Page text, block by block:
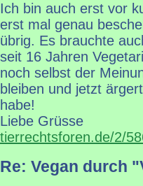
Ich bin auch erst vor
erst mal genau
übrig. Es brauchte
seit 16 Jahren
noch selbst der
bleiben und jetzt
habe!
Liebe Grüsse
tierrechtsforen.de/2/
Re: Vegan durch